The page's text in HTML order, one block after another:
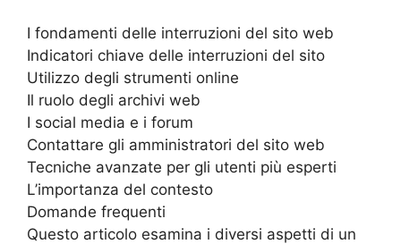
I fondamenti delle interruzioni del sito web
Indicatori chiave delle interruzioni del sito
Utilizzo degli strumenti online
Il ruolo degli archivi web
I social media e i forum
Contattare gli amministratori del sito web
Tecniche avanzate per gli utenti più esperti
L’importanza del contesto
Domande frequenti
Questo articolo esamina i diversi aspetti di un